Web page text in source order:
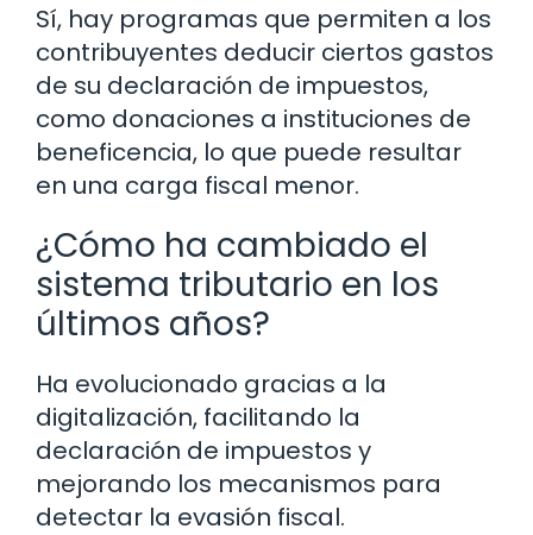
Sí, hay programas que permiten a los
contribuyentes deducir ciertos gastos
de su declaración de impuestos,
como donaciones a instituciones de
beneficencia, lo que puede resultar
en una carga fiscal menor.
¿Cómo ha cambiado el
sistema tributario en los
últimos años?
Ha evolucionado gracias a la
digitalización, facilitando la
declaración de impuestos y
mejorando los mecanismos para
detectar la evasión fiscal.